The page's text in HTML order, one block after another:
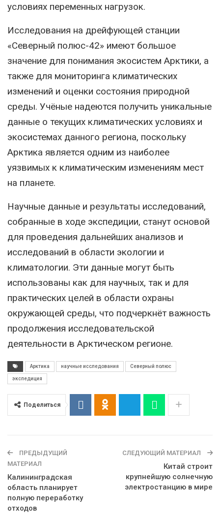
условиях переменных нагрузок.
Исследования на дрейфующей станции
«Северный полюс-42» имеют большое
значение для понимания экосистем Арктики, а
также для мониторинга климатических
изменений и оценки состояния природной
среды. Учёные надеются получить уникальные
данные о текущих климатических условиях и
экосистемах данного региона, поскольку
Арктика является одним из наиболее
уязвимых к климатическим изменениям мест
на планете.
Научные данные и результаты исследований,
собранные в ходе экспедиции, станут основой
для проведения дальнейших анализов и
исследований в области экологии и
климатологии. Эти данные могут быть
использованы как для научных, так и для
практических целей в области охраны
окружающей среды, что подчеркнёт важность
продолжения исследовательской
деятельности в Арктическом регионе.
Арктика научные исследования Северный полюс
экспедиция
Поделиться
ПРЕДЫДУЩИЙ
МАТЕРИАЛ
Калининградская
область планирует
полную переработку
отходов
СЛЕДУЮЩИЙ МАТЕРИАЛ
Китай строит
крупнейшую солнечную
электростанцию в мире